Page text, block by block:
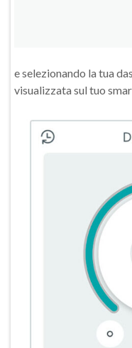
e selezionando la tua
visualizzata sul tuo